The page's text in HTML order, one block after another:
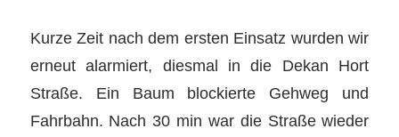
Kurze Zeit nach dem ersten Einsatz wurden wir
erneut alarmiert, diesmal in die Dekan Hort
Straße. Ein Baum blockierte Gehweg und
Fahrbahn. Nach 30 min war die Straße wieder